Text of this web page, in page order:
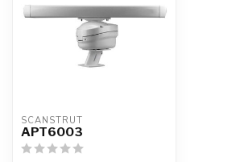
SCANSTRUT
APT6003